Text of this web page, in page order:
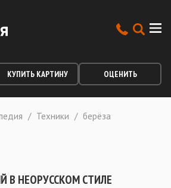
КУПИТЬ КАРТИНУ ОЦЕНИТЬ
/ Техники / берёза
В НЕОРУССКОМ СТИЛЕ